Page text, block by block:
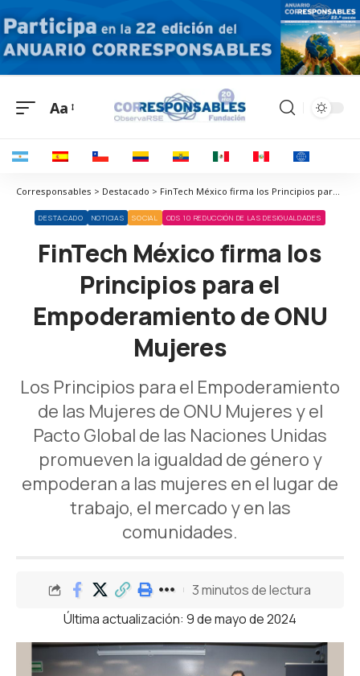
Aa
Corresponsables > Destacado > FinTech México firma los Principios para el Empoderamiento de ONU Mujeres
DESTACADO NOTICIAS SOCIAL ODS 10 REDUCCIÓN DE LAS DESIGUALDADES
FinTech México firma los
Principios para el
Empoderamiento de ONU
Mujeres
Los Principios para el Empoderamiento
de las Mujeres de ONU Mujeres y el
Pacto Global de las Naciones Unidas
promueven la igualdad de género y
empoderan a las mujeres en el lugar de
trabajo, el mercado y en las
comunidades.
Última actualización: 9 de mayo de 2024
3 minutos de lectura